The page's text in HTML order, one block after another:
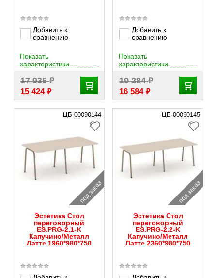
Добавить к
сравнению
17 935₽
15 424 ₽
Показать
характеристики
Добавить к
сравнению
19 284₽
16 584 ₽
Показать
характеристики
ЦБ-00090144
под заказ
Эстетика Стол
переговорный
ES.PRG-2.1-K
Капучино/Металл
Латте 1960*980*750
ЦБ-00090145
под заказ
Эстетика Стол
переговорный
ES.PRG-2.2-K
Капучино/Металл
Латте 2360*980*750